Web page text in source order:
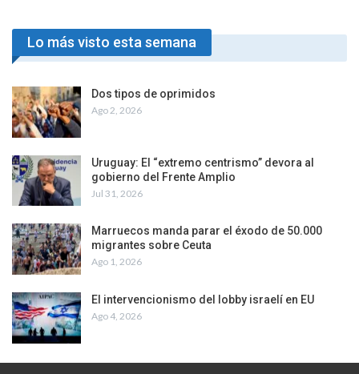
Lo más visto esta semana
Dos tipos de oprimidos
Ago 2, 2026
Uruguay: El “extremo centrismo” devora al
gobierno del Frente Amplio
Jul 31, 2026
Marruecos manda parar el éxodo de 50.000
migrantes sobre Ceuta
Ago 1, 2026
El intervencionismo del lobby israelí en EU
Ago 4, 2026